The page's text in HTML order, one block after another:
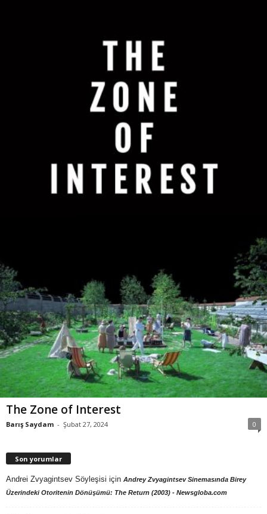
The Zone of Interest
Barış Saydam - Şubat 27, 2024 0
Son yorumlar
Andrei Zvyagintsev Söyleşisi için Andrey Zvyagintsev Sinemasında Birey
Üzerindeki Otoritenin Dönüşümü: The Return (2003) - Newsgloba.com